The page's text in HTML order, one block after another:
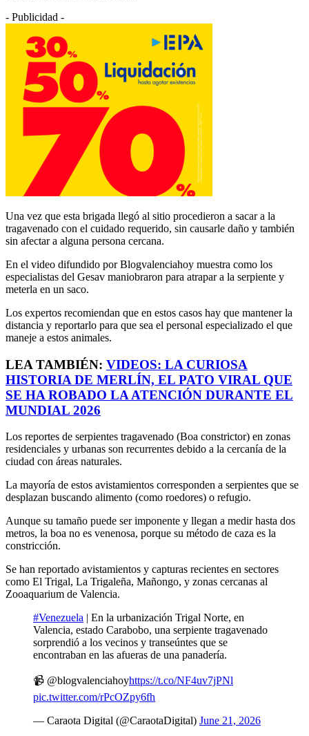
- Publicidad -
Una vez que esta brigada llegó al sitio procedieron a sacar a la
tragavenado con el cuidado requerido, sin causarle daño y también
sin afectar a alguna persona cercana.
En el video difundido por Blogvalenciahoy muestra como los
especialistas del Gesav maniobraron para atrapar a la serpiente y
meterla en un saco.
Los expertos recomiendan que en estos casos hay que mantener la
distancia y reportarlo para que sea el personal especializado el que
maneje a estos animales.
LEA TAMBIÉN: VIDEOS: LA CURIOSA
HISTORIA DE MERLÍN, EL PATO VIRAL QUE
SE HA ROBADO LA ATENCIÓN DURANTE EL
MUNDIAL 2026
Los reportes de serpientes tragavenado (Boa constrictor) en zonas
residenciales y urbanas son recurrentes debido a la cercanía de la
ciudad con áreas naturales.
La mayoría de estos avistamientos corresponden a serpientes que se
desplazan buscando alimento (como roedores) o refugio.
Aunque su tamaño puede ser imponente y llegan a medir hasta dos
metros, la boa no es venenosa, porque su método de caza es la
constricción.
Se han reportado avistamientos y capturas recientes en sectores
como El Trigal, La Trigaleña, Mañongo, y zonas cercanas al
Zooaquarium de Valencia.
#Venezuela | En la urbanización Trigal Norte, en
Valencia, estado Carabobo, una serpiente tragavenado
sorprendió a los vecinos y transeúntes que se
encontraban en las afueras de una panadería.
📹 @blogvalenciahoyhttps://t.co/NF4uv7jPNl
pic.twitter.com/rPcOZpy6fh
— Caraota Digital (@CaraotaDigital) June 21, 2026